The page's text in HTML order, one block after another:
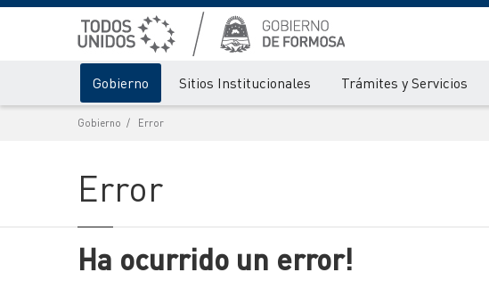
Gobierno Sitios Institucionales Trámites y Servicios
Gobierno Error
Error
Ha ocurrido un error!